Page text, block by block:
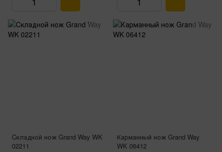
Cкладной нож Grand Way WK
02211
Карманный нож Grand Way
WK 06412